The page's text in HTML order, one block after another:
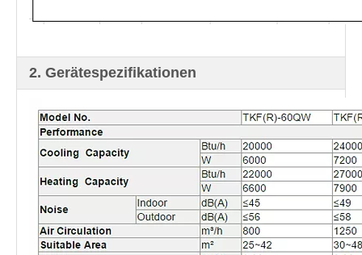
2. Gerätespezifikationen